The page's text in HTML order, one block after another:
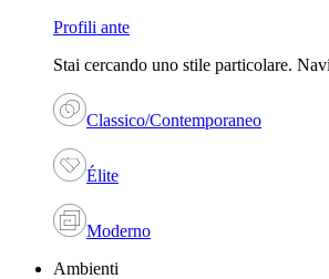
Profili ante
Stai cercando uno stile particolare.
Classico/Contemporaneo
Élite
Moderno
Ambienti